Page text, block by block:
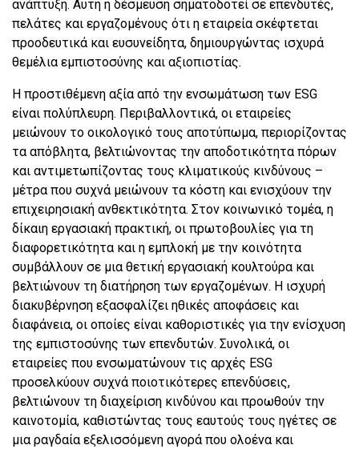
ανάπτυξη. Αυτή η δέσμευση σηματοδοτεί σε επενδυτές,
πελάτες και εργαζομένους ότι η εταιρεία σκέφτεται
προοδευτικά και ευσυνείδητα, δημιουργώντας ισχυρά
θεμέλια εμπιστοσύνης και αξιοπιστίας.
Η προστιθέμενη αξία από την ενσωμάτωση των ESG
είναι πολύπλευρη. Περιβαλλοντικά, οι εταιρείες
μειώνουν το οικολογικό τους αποτύπωμα, περιορίζοντας
τα απόβλητα, βελτιώνοντας την αποδοτικότητα πόρων
και αντιμετωπίζοντας τους κλιματικούς κινδύνους –
μέτρα που συχνά μειώνουν τα κόστη και ενισχύουν την
επιχειρησιακή ανθεκτικότητα. Στον κοινωνικό τομέα, η
δίκαιη εργασιακή πρακτική, οι πρωτοβουλίες για τη
διαφορετικότητα και η εμπλοκή με την κοινότητα
συμβάλλουν σε μια θετική εργασιακή κουλτούρα και
βελτιώνουν τη διατήρηση των εργαζομένων. Η ισχυρή
διακυβέρνηση εξασφαλίζει ηθικές αποφάσεις και
διαφάνεια, οι οποίες είναι καθοριστικές για την ενίσχυση
της εμπιστοσύνης των επενδυτών. Συνολικά, οι
εταιρείες που ενσωματώνουν τις αρχές ESG
προσελκύουν συχνά ποιοτικότερες επενδύσεις,
βελτιώνουν τη διαχείριση κινδύνου και προωθούν την
καινοτομία, καθιστώντας τους εαυτούς τους ηγέτες σε
μια ραγδαία εξελισσόμενη αγορά που ολοένα και